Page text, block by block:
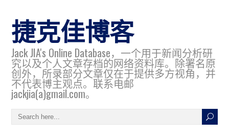
捷克佳博客
Jack JIA's Online Database，一个用于新闻分析研
究以及个人文章存档的网络资料库。除署名原
创外，所录部分文章仅在于提供多方视角，并
不代表博主观点。联系电邮
jackjia(a)gmail.com。